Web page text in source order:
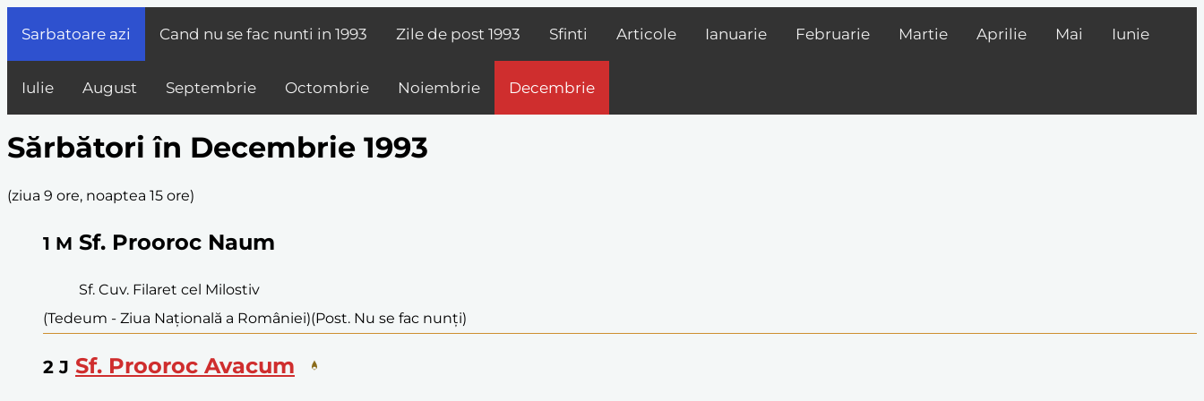
Sarbatoare azi Cand nu se fac nunti in 1993 Zile de post 1993 Sfinti Articole Ianuarie Februarie Martie Aprilie Mai Iunie
Iulie August Septembrie Octombrie Noiembrie Decembrie
Sărbători în Decembrie 1993
(ziua 9 ore, noaptea 15 ore)
1 M Sf. Prooroc Naum
Sf. Cuv. Filaret cel Milostiv
(Tedeum - Ziua Națională a României)(Post. Nu se fac nunți)
2 J Sf. Prooroc Avacum